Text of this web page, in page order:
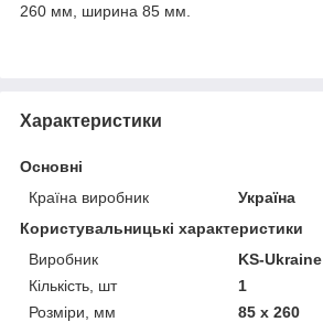
260 мм, ширина 85 мм.
Характеристики
Основні
Країна виробник
Україна
Користувальницькі характеристики
Виробник
KS-Ukraine
Кількість, шт
1
Розміри, мм
85 х 260